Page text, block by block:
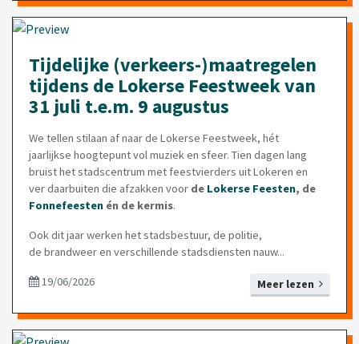
Tijdelijke (verkeers-)maatregelen
tijdens de Lokerse Feestweek van
31 juli t.e.m. 9 augustus
We tellen stilaan af naar de Lokerse Feestweek, hét
jaarlijkse hoogtepunt vol muziek en sfeer. Tien dagen lang
bruist het stadscentrum met feestvierders uit Lokeren en
ver daarbuiten die afzakken voor de Lokerse Feesten, de
Fonnefeesten én de kermis.
Ook dit jaar werken het stadsbestuur, de politie,
de brandweer en verschillende stadsdiensten nauw...
Meer lezen
19/06/2026